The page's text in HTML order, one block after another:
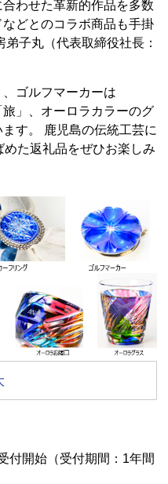
わせた革新的作品を多数
どとのコラボ商品も手掛
子丸（代表取締役社長：
ゴルフマーカーは
旅」、オーロラカラーのグ
す。 鹿児島の伝統工芸に
た返礼品をぜひお楽しみ
付開始（受付期間：1年間